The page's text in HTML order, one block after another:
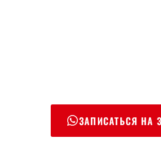
ЗАПИСАТЬСЯ НА